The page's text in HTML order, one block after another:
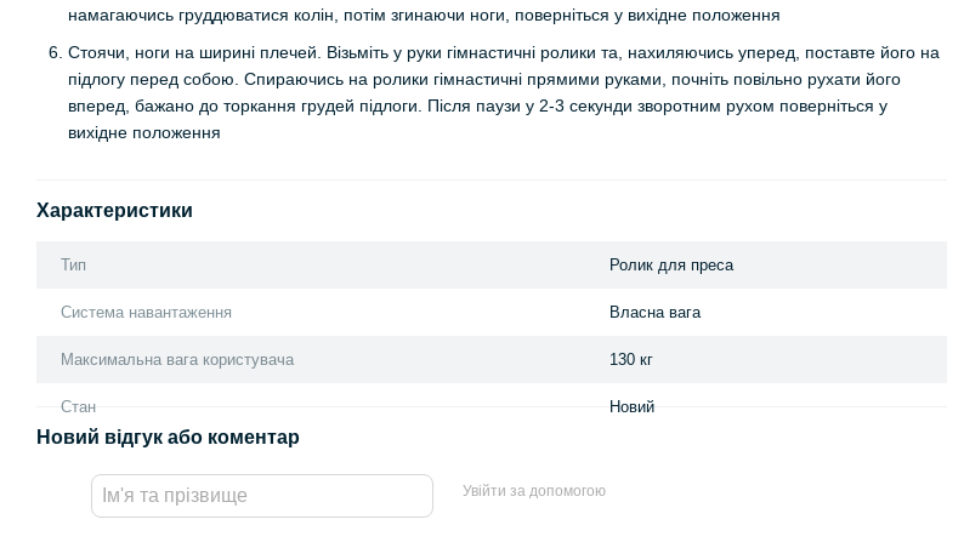
намагаючись груддюватися колін, потім згинаючи ноги, поверніться у вихідне положення
Стоячи, ноги на ширині плечей. Візьміть у руки гімнастичні ролики та, нахиляючись уперед, поставте його на
підлогу перед собою. Спираючись на ролики гімнастичні прямими руками, почніть повільно рухати його
вперед, бажано до торкання грудей підлоги. Після паузи у 2-3 секунди зворотним рухом поверніться у
вихідне положення
Характеристики
Тип Ролик для преса
Система навантаження Власна вага
Максимальна вага користувача 130 кг
Стан Новий
Новий відгук або коментар
Увійти за допомогою